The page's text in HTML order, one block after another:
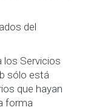
del
los Servicios
sólo está
que hayan
forma